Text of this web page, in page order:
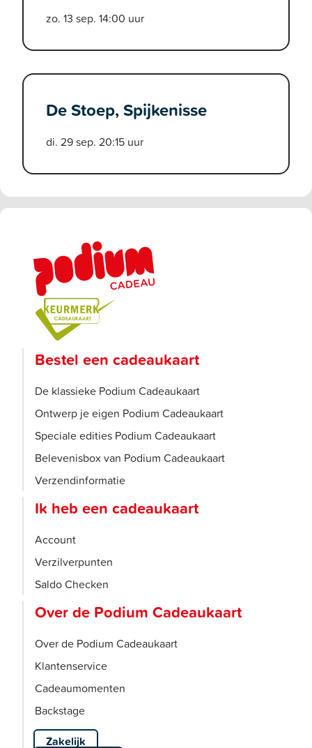
zo. 13 sep. 14:00 uur
De Stoep, Spijkenisse
di. 29 sep. 20:15 uur
Bestel een cadeaukaart
De klassieke Podium Cadeaukaart
Ontwerp je eigen Podium Cadeaukaart
Speciale edities Podium Cadeaukaart
Belevenisbox van Podium Cadeaukaart
Verzendinformatie
Ik heb een cadeaukaart
Account
Verzilverpunten
Saldo Checken
Over de Podium Cadeaukaart
Over de Podium Cadeaukaart
Klantenservice
Cadeaumomenten
Backstage
Zakelijk